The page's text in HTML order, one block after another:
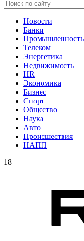
Новости
Банки
Промышленность
Телеком
Энергетика
Недвижимость
HR
Экономика
Бизнес
Спорт
Общество
Наука
Авто
Происшествия
НАПП
18+